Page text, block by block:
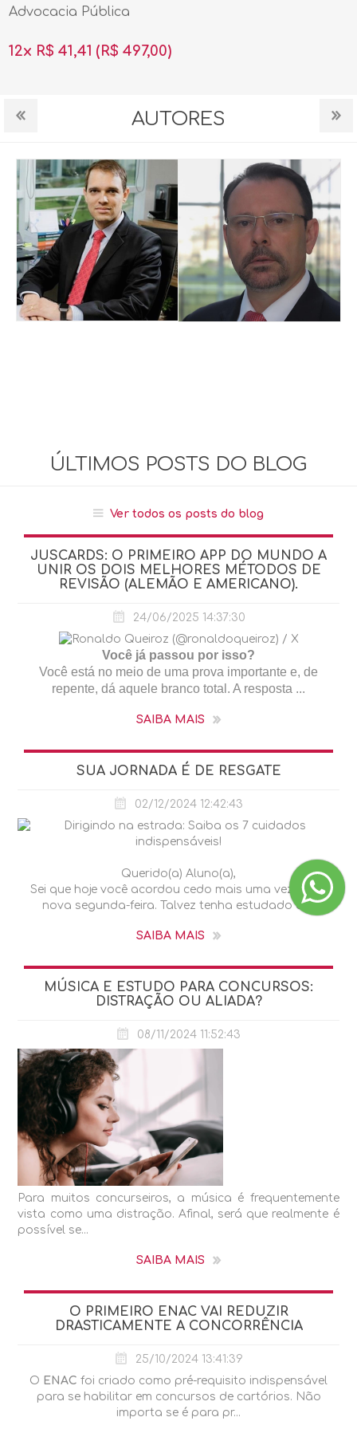
Advocacia Pública
12x R$ 41,41 (R$ 497,00)
AUTORES
ÚLTIMOS POSTS DO BLOG
JUSCARDS: O PRIMEIRO APP DO MUNDO A
UNIR OS DOIS MELHORES MÉTODOS DE
REVISÃO (ALEMÃO E AMERICANO).
24/06/2025 14:37:30
Você já passou por isso?
Você está no meio de uma prova importante e, de
repente, dá aquele branco total. A resposta ...
SAIBA MAIS
SUA JORNADA É DE RESGATE
02/12/2024 12:42:43
Querido(a) Aluno(a),
Sei que hoje você acordou cedo mais uma vez. Uma
nova segunda-feira. Talvez tenha estudado at...
SAIBA MAIS
MÚSICA E ESTUDO PARA CONCURSOS:
DISTRAÇÃO OU ALIADA?
08/11/2024 11:52:43
Para muitos concurseiros, a música é frequentemente
vista como uma distração. Afinal, será que realmente é
possível se...
SAIBA MAIS
O PRIMEIRO ENAC VAI REDUZIR
DRASTICAMENTE A CONCORRÊNCIA
25/10/2024 13:41:39
O ENAC foi criado como pré-requisito indispensável
para se habilitar em concursos de cartórios. Não
importa se é para pr...
Ver todos os posts do blog